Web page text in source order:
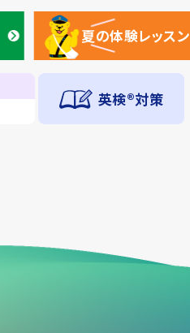
夏の体験レッスン
夏の体験レッスン
英検®対策